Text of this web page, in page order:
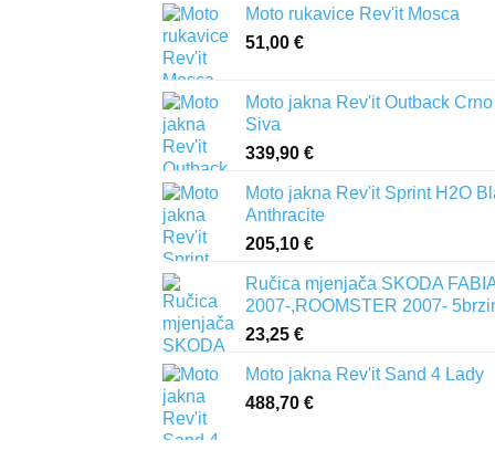
Moto rukavice Rev'it Mosca
51,00 €
Moto jakna Rev'it Outback Crno
Siva
339,90 €
Moto jakna Rev'it Sprint H2O
Anthracite
205,10 €
Ručica mjenjača SKODA FABIA
2007-,ROOMSTER 2007-
23,25 €
Moto jakna Rev'it Sand 4 Lady
488,70 €